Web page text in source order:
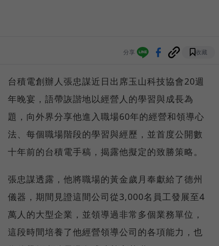
分享 收藏
台積電創辦人張忠謀近日出席玉山科技協會20週
年晚宴，語帶詼諧地以經營人的學習與成長為
題，向外界分享他進入職場60年的經營和領導心
法、每個職場階段的學習與經歷，並首度公開數
十年前的台積電手稿，揭露他擬定的致勝策略。
張忠謀透露，他將職場的黃金歲月奉獻給了德州
儀器，期間見證這間公司從3,000名員工發展至4
萬人的大型企業，並領導過非常多個業務單位，
這段時間培養了他經營領導公司的各項能力，也